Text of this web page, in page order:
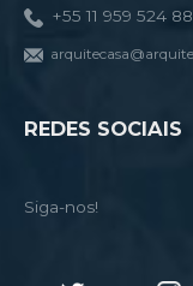
+55 11 959 524
REDES SOCIAIS
Siga-nos!